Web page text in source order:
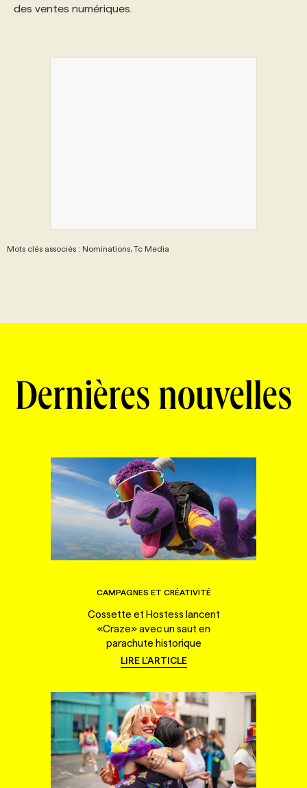
des ventes numériques.
Mots clés associés : Nominations, Tc Media
Dernières nouvelles
CAMPAGNES ET CRÉATIVITÉ
Cossette et Hostess lancent
«Craze» avec un saut en
parachute historique
LIRE L'ARTICLE